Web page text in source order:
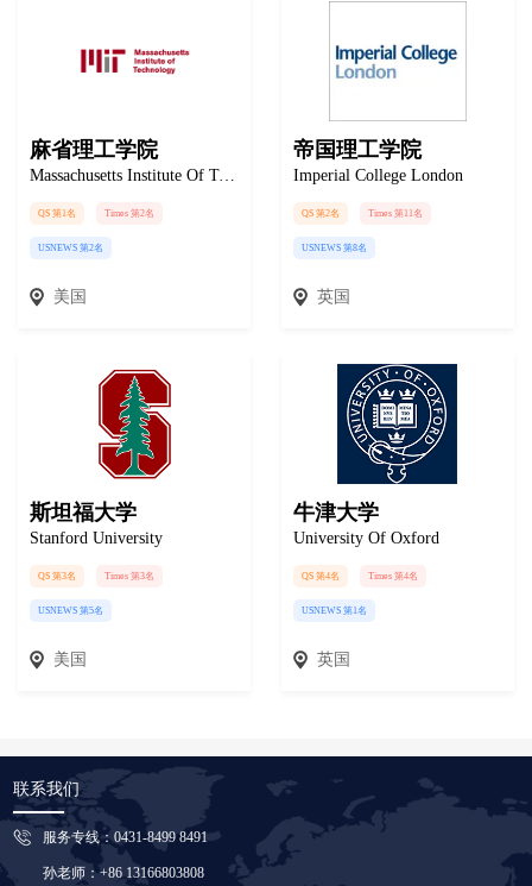
麻省理工学院
Massachusetts Institute Of Technology
QS 第1名 Times 第2名
USNEWS 第2名
美国
帝国理工学院
Imperial College London
QS 第2名 Times 第11名
USNEWS 第8名
英国
斯坦福大学
Stanford University
QS 第3名 Times 第3名
USNEWS 第5名
美国
牛津大学
University Of Oxford
QS 第4名 Times 第4名
USNEWS 第1名
英国
联系我们
服务专线：0431-8499 8491
孙老师：+86 13166803808